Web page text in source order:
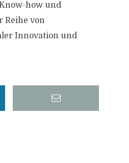
how und
Reihe von
Innovation und